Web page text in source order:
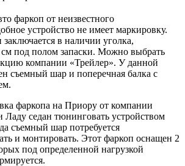
фаркоп от неизвестного
устройство не имеет маркировку.
в наличии уголка,
под полом запаски. Можно выбрать
компании «Трейлер». У данной
съемный шар и поперечная балка с
фаркопа на Приору от компании
седан тюнинговать устройством
съемный шар потребуется
и монтировать. Этот фаркоп оснащен 2
под определенной нагрузкой